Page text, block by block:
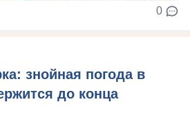
0
знойная погода в
до конца